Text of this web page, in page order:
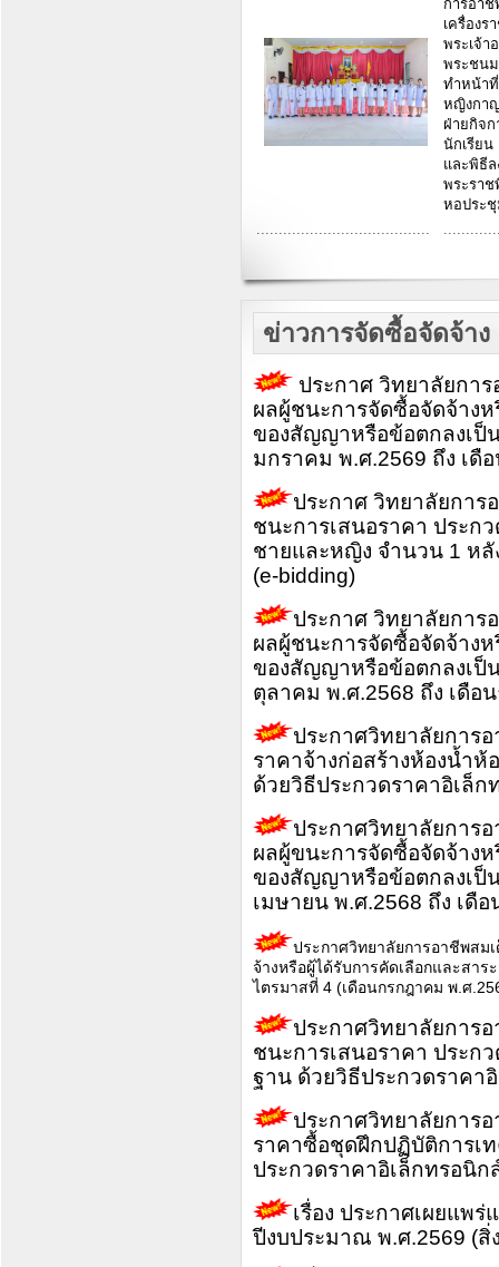
การอา
เครื่อง
พระเ
พระชน
ทำหน้า
หญิงกา
ฝ่ายกิจ
นักเรีย
และพิธีล
พระรา
หอประชุ
ข่าวการจัดซื้อจัดจ้าง
ประกาศ วิทยาลัยการ
ผลผู้ชนะการจัดซื้อจัดจ้าง
ของสัญญาหรือข้อตกลงเป็
มกราคม พ.ศ.2569 ถึง เดื
ประกาศ วิทยาลัยการ
ชนะการเสนอราคา ประก
ชายและหญิง จำนวน 1 หลั
(e-bidding)
ประกาศ วิทยาลัยการ
ผลผู้ชนะการจัดซื้อจัดจ้าง
ของสัญญาหรือข้อตกลงเป็
ตุลาคม พ.ศ.2568 ถึง เดือ
ประกาศวิทยาลัยการอ
ราคาจ้างก่อสร้างห้องน้ำ
ด้วยวิธีประกวดราคาอิเล็ก
ประกาศวิทยาลัยการอ
ผลผู้ขนะการจัดซื้อจัดจ้าง
ของสัญญาหรือข้อตกลงเป็
เมษายน พ.ศ.2568 ถึง เดื
ประกาศวิทยาลัยการอาชีพสมเ
จ้างหรือผู้ได้รับการคัดเลือกและสา
ไตรมาสที่ 4 (เดือนกรกฎาคม พ.ศ
ประกาศวิทยาลัยการอ
ชนะการเสนอราคา ประ
ฐาน ด้วยวิธีประกวดราคา
ประกาศวิทยาลัยการอ
ราคาซื้อชุดฝึกปฏิบัติการเ
ประกวดราคาอิเล็กทรอนิก
เรื่อง ประกาศเผยแพ
ปีงบประมาณ พ.ศ.2569 (สิ่